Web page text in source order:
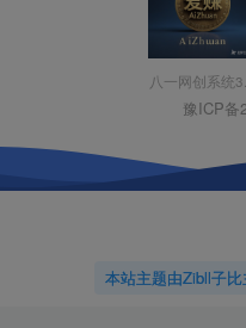
八一网创系统
豫ICP备
本站主题由Zibll子